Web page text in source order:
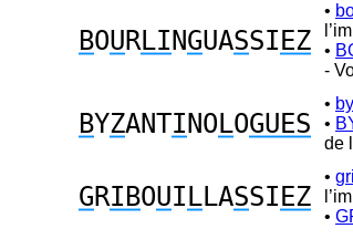
BOURLI NGUASSI EZ
•
•
-
BYZANTI NO LOGUES
•
•
de
GRIBOUI LLASSI EZ
•
•